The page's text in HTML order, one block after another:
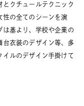
とクチュールテクニック
性の全てのシーンを演
は基より、学校や企業の
台衣装のデザイン等、多
イルのデザイン手掛けて